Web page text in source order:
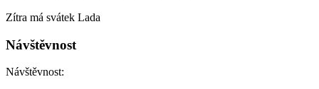
Zítra má svátek Lada
Návštěvnost
Návštěvnost: